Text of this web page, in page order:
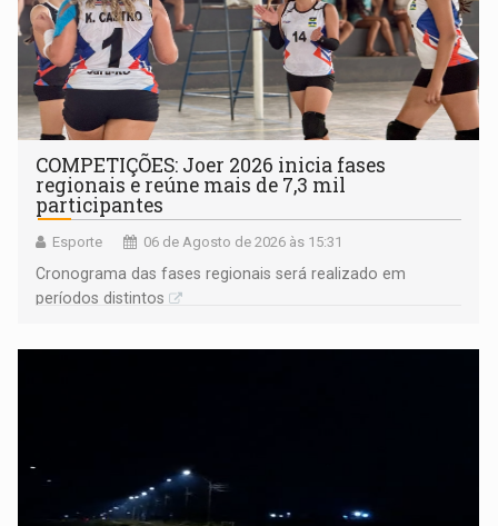
COMPETIÇÕES: Joer 2026 inicia fases
regionais e reúne mais de 7,3 mil
participantes
Esporte 06 de Agosto de 2026 às 15:31
Cronograma das fases regionais será realizado em
períodos distintos